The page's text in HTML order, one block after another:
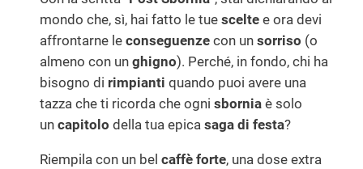
mondo che, sì, hai fatto le tue sceltee ora devi
affrontarne le conseguenzecon un sorriso (o
almeno con un ghigno). Perché, in fondo, chi ha
bisogno di rimpianti quando puoi avere una
tazza che ti ricorda che ogni sborniaè solo
un capitolo della tua epica saga di festa?
Riempila con un bel caffè forte, una dose extra